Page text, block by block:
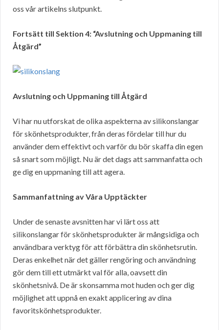
oss vår artikelns slutpunkt.
Fortsätt till Sektion 4: “Avslutning och Uppmaning till
Åtgärd”
Avslutning och Uppmaning till Åtgärd
Vi har nu utforskat de olika aspekterna av silikonslangar
för skönhetsprodukter, från deras fördelar till hur du
använder dem effektivt och varför du bör skaffa din egen
så snart som möjligt. Nu är det dags att sammanfatta och
ge dig en uppmaning till att agera.
Sammanfattning av Våra Upptäckter
Under de senaste avsnitten har vi lärt oss att
silikonslangar för skönhetsprodukter är mångsidiga och
användbara verktyg för att förbättra din skönhetsrutin.
Deras enkelhet när det gäller rengöring och användning
gör dem till ett utmärkt val för alla, oavsett din
skönhetsnivå. De är skonsamma mot huden och ger dig
möjlighet att uppnå en exakt applicering av dina
favoritskönhetsprodukter.